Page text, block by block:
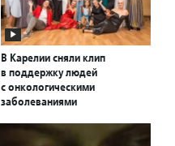
В Карелии сняли клип
в поддержку людей
с онкологическими
заболеваниями